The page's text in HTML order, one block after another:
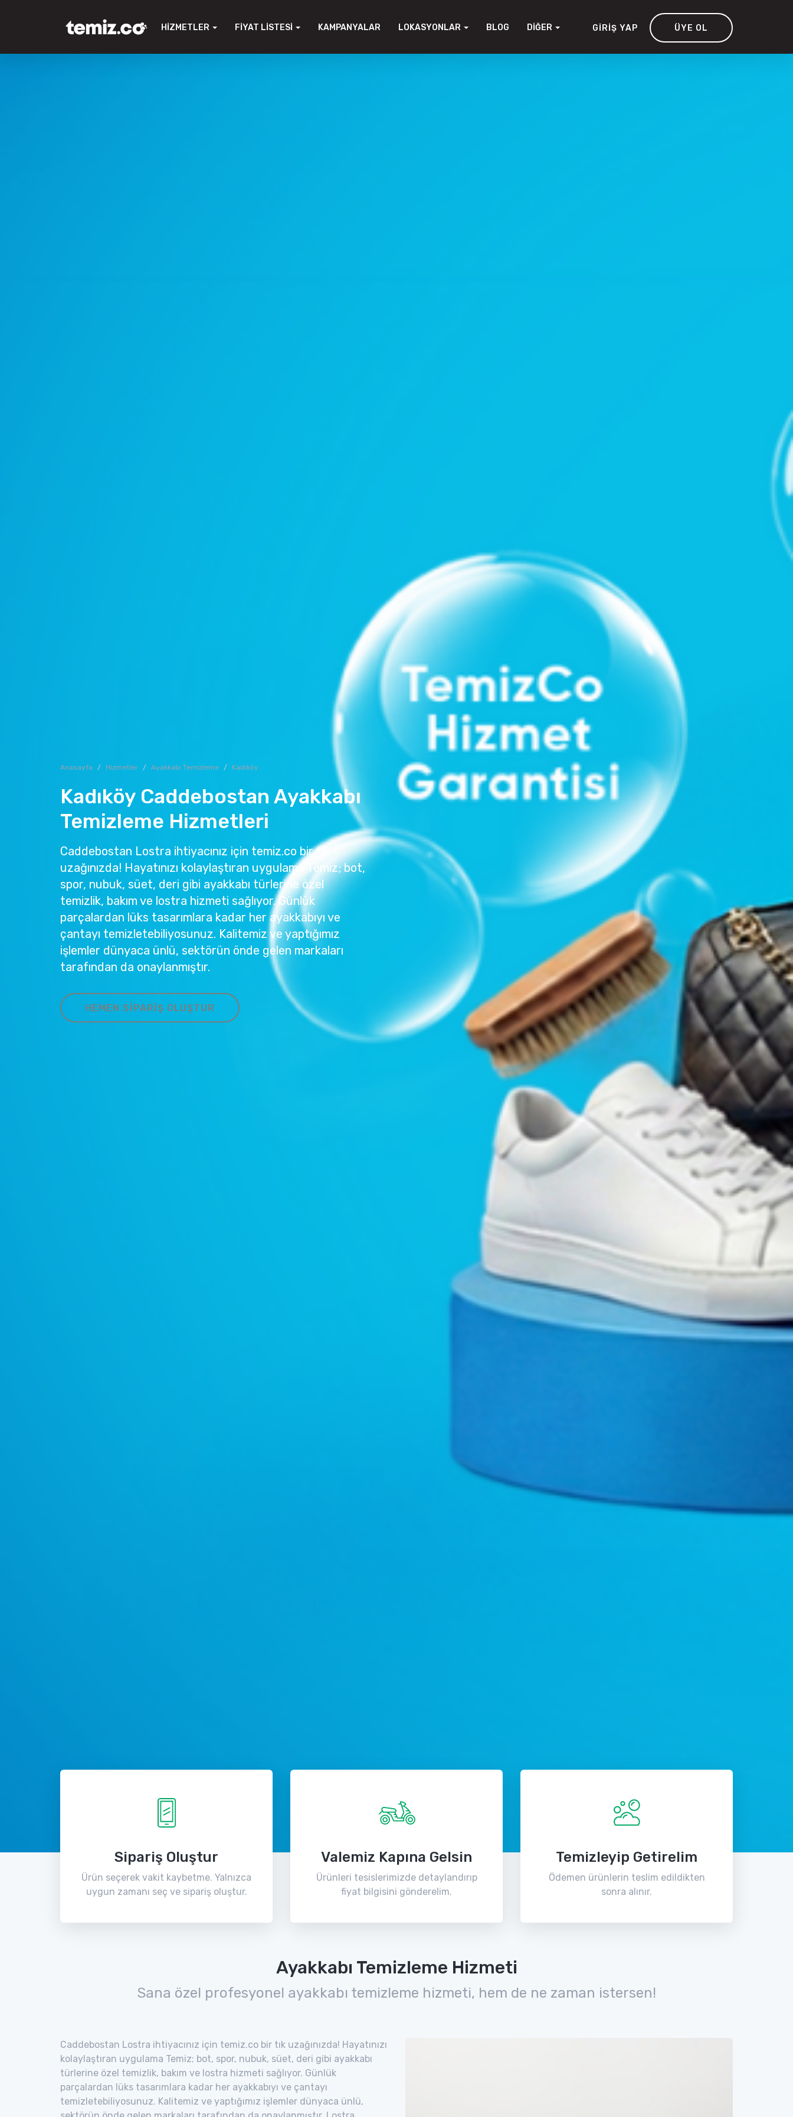
HIZMETLER FIYAT LISTESI KAMPANYALAR LOKASYONLAR BLOG DIĞER GIRIŞ YAP ÜYE OL
Anasayfa Hizmetler Ayakkabı Temizleme Kadıköy
Kadıköy Caddebostan Ayakkabı
Temizleme Hizmetleri
Caddebostan Lostra ihtiyacınız için temiz.co bir tık
uzağınızda! Hayatınızı kolaylaştıran uygulama Temiz; bot,
spor, nubuk, süet, deri gibi ayakkabı türlerine özel
temizlik, bakım ve lostra hizmeti sağlıyor. Günlük
parçalardan lüks tasarımlara kadar her ayakkabıyı ve
çantayı temizletebiliyosunuz. Kalitemiz ve yaptığımız
işlemler dünyaca ünlü, sektörün önde gelen markaları
tarafından da onaylanmıştır.
HEMEN SIPARIŞ OLUŞTUR
Sipariş Oluştur
Ürün seçerek vakit kaybetme. Yalnızca
uygun zamanı seç ve sipariş oluştur.
Valemiz Kapına Gelsin
Ürünleri tesislerimizde detaylandırıp
fiyat bilgisini gönderelim.
Temizleyip Getirelim
Ödemen ürünlerin teslim edildikten
sonra alınır.
Ayakkabı Temizleme Hizmeti
Sana özel profesyonel ayakkabı temizleme hizmeti, hem de ne zaman istersen!
Caddebostan Lostra ihtiyacınız için temiz.co bir tık uzağınızda! Hayatınızı
kolaylaştıran uygulama Temiz; bot, spor, nubuk, süet, deri gibi ayakkabı
türlerine özel temizlik, bakım ve lostra hizmeti sağlıyor. Günlük
parçalardan lüks tasarımlara kadar her ayakkabıyı ve çantayı
temizletebiliyosunuz. Kalitemiz ve yaptığımız işlemler dünyaca ünlü,